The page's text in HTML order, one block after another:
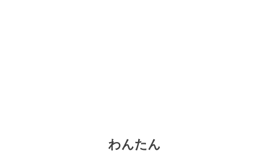
わんたん